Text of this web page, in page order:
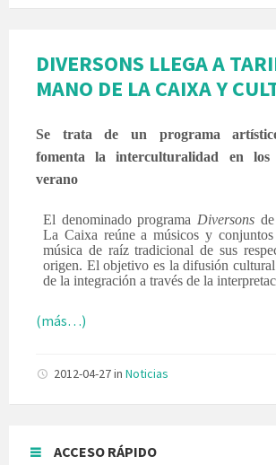
DIVERSONS LLEGA A
MANO DE LA CAIXA Y
Se trata de un programa
fomenta la interculturalidad en los
verano
El denominado programa Diversons
La Caixa reúne a músicos y conjuntos
música de raíz tradicional de sus
origen. El objetivo es la difusión
de la integración a través de la
(más…)
2012-04-27in Noticias
ACCESO RÁPIDO